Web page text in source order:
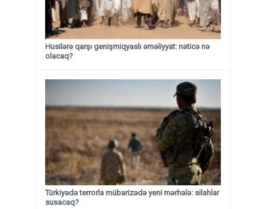
Husilərə qarşı genişmiqyaslı əməliyyat: nəticə nə
olacaq?
Türkiyədə terrorla mübarizədə yeni mərhələ: silahlar
susacaq?